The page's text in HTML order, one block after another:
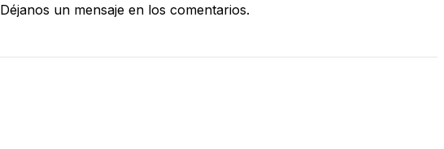
Déjanos un mensaje en los comentarios.